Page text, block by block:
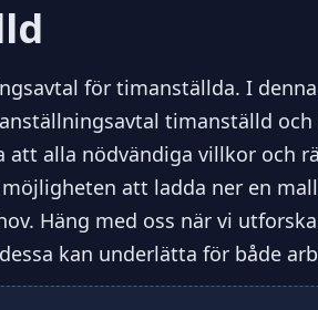
för timanställda. I
timanställd
att alla nödvändiga villkor och
att ladda ner en mall
Häng med oss när vi
kan underlätta för både